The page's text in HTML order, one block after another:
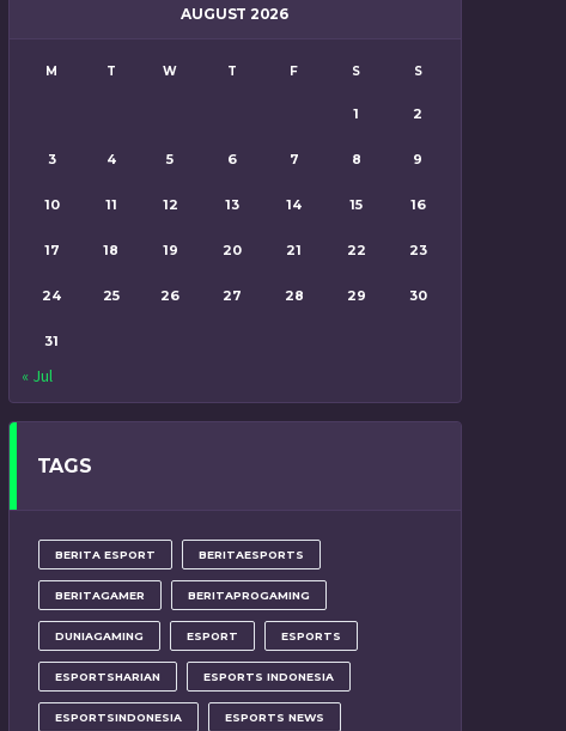
AUGUST 2026
M T W T F S S
1 2
3 4 5 6 7 8 9
10 11 12 13 14 15 16
17 18 19 20 21 22 23
24 25 26 27 28 29 30
31
« Jul
TAGS
BERITA ESPORT BERITAESPORTS
BERITAGAMER BERITAPROGAMING
DUNIAGAMING ESPORT ESPORTS
ESPORTSHARIAN ESPORTS INDONESIA
ESPORTSINDONESIA ESPORTS NEWS